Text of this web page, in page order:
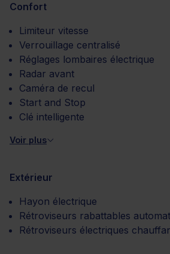
Confort
Limiteur vitesse
Verrouillage centralisé
Réglages lombaires électrique
Radar avant
Caméra de recul
Start and Stop
Clé intelligente
Voir plus
Extérieur
Hayon électrique
Rétroviseurs rabattables
Rétroviseurs électriques